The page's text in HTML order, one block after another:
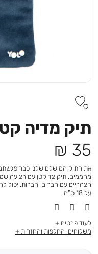
תיק מדיה
מחיר
מוצר
35 ₪
את התיק המושלם שלנו כבר
מהממים, תיק צד קטן עם רצועה
על 18 ס”מ
לעוד פרטים
משלוחים, החלפות והחזרות